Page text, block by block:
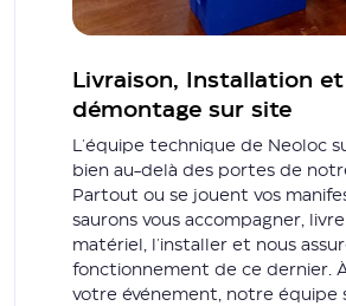
Livraison, Installation et
démontage sur site
L'équipe technique de Neoloc
bien au-delà des portes de
Partout ou se jouent vos
saurons vous accompagner,
matériel, l'installer et nous
fonctionnement de ce dernier.
votre événement, notre équipe